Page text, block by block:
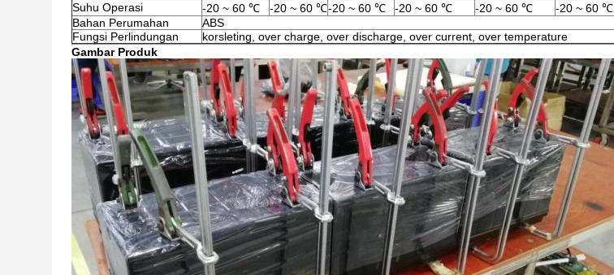
Suhu Operasi
-20 ~ 60 ℃ -20 ~ 60 ℃-20 ~ 60 ℃ -20 ~ 60 ℃ -20 ~ 60 ℃ -20 ~ 60 ℃
Bahan Perumahan
ABS
Fungsi Perlindungan
korsleting, over charge, over discharge, over current, over temperature
Gambar Produk